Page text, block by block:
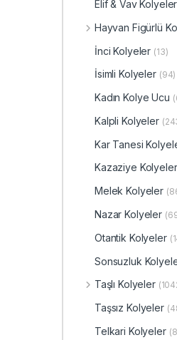
Elif & Vav Kolyeler
Hayvan Figürlü
İnci Kolyeler (13)
İsimli Kolyeler (94)
Kadın Kolye Ucu
Kalpli Kolyeler
Kar Tanesi
Kazaziye Kolyeler
Melek Kolyeler
Nazar Kolyeler
Otantik Kolyeler
Sonsuzluk
Taşlı Kolyeler
Taşsız Kolyeler
Telkari Kolyeler